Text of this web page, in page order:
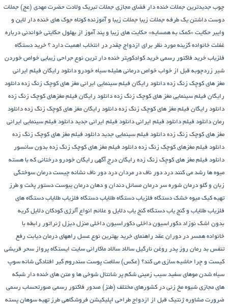
چوب جدیدترین جملات خنده دار فضای مجازی جملات تبریک ولادت حضرت مهدی (عج) جملات
دوست داشتن یک طرفه جملات زیبا جملات زیبا و آموزنده کوتاه جوک های خنده دار لاین و
وایبر حکایت «کمک به همسایه» حکایت های زیبا و پند آموز از بهلول حکایتی خواندنی درباره
غفلت خانواده گزینه مورد نظر برای ازدواج چقدر در انتخاب اهمیت دارد ؟ خرید دستگاه
فلزیاب خرید فاکتور رسمی خرید کوادکوپتر خنده دار ترین نوع جراحی زیبایی خواص خوردن
شیر زردچوبه قبل از خواب خواص درمانی هلیله سیاه خودرو دانلود رایگان فیلم ایرانی
مغز های کوچک زنگ زده دانلود رایگان فیلم سینمایی ایرانی مغز های کوچک زنگ زده دانلود
رایگان فیلم سینمایی مغز های کوچک زنگ زده دانلود رایگان فیلم مغزهای کوچک زنگ زده
دانلود رایگان فیلم مغز های کوچک زنگ زده دانلود رایگان مغز های کوچک زنگ زده دانلود
رمان دانلود فیلم دانلود فیلم ایرانی دانلود فیلم ایرانی جدید دانلود فیلم سینمایی ایرانی
مغز های کوچک زنگ زده دانلود فیلم سینمایی جدید دانلود فیلم مغز های کوچک زنگ زده
دانلود فیلم مغزهای کوچک زنگ زده دانلود فیلم مغز های کوچک زنگ زده بدون سانسور
دانلود فیلم مغز های کوچک زنگ زده رایگان درج آگهی رایگان خودرو درختانی که با هسته
میوه ها رشد می کنند درد دور ناف در مردان درد دور ناف نشانه چیست درمان سوختگی
زبان و گلو درمان شوره سر درمان مسائل دندان و دهان درمان یبوست دستور پخت و طرز
تهیه کیک میوه خشک دستگاه فلزیاب دستگاه‌ طلایاب دستگاه‌ فلزیاب طلایاب دستگاه‌ های
فلزیاب طلایاب و گنج‌ یاب دستگاه‌ گنج‌ یاب دلایل و علائم انواع آلرژی کودکان دلایل گریه
بدون اشک نوزاد دکوراسیون داخلی دکوراسیون داخلی منزل دیزل ژنراتور رابطه با
خانواده همسر در دوران عقد راهنمای خرید بهترین نوع عسل راههای درمان دیابت رفع
تنفس بد رمان روز پدر روغن نارگیل سالاد سالاد ماکارانی سایت ایستگاه پرواز سحر قریشی
کیست و چرا حاشیه سازی می کند؟ (عکس) سلامت پوست سندروم گیر افتادگی شانه سوپ
سیاه شدن موهای سفید سیب زمینی شکم پر شانتال شوخی ها و متن های خنده دار شبکه
های مجازی شیوه مخ زنی در کشورهای مختلف (طنز) صدور فاکتور رسمی صورتحساب رسمی
ضرورت مشاوره ژنتیک قبل از ازدواج طراحی اپلیکیشن فروشگاهی طرز تهیه سوهان پسته